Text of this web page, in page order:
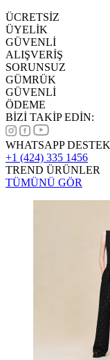
ÜCRETSİZ
ÜYELİK
GÜVENLİ
ALIŞVERİŞ
SORUNSUZ
GÜMRÜK
GÜVENLİ
ÖDEME
BİZİ TAKİP EDİN:
WHATSAPP DESTEK
+1 (424) 335 1456
TREND ÜRÜNLER
TÜMÜNÜ GÖR